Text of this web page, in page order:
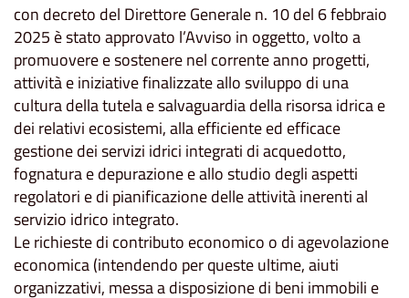
con decreto del Direttore Generale n. 10 del 6 febbraio
2025 è stato approvato l’Avviso in oggetto, volto a
promuovere e sostenere nel corrente anno progetti,
attività e iniziative finalizzate allo sviluppo di una
cultura della tutela e salvaguardia della risorsa idrica e
dei relativi ecosistemi, alla efficiente ed efficace
gestione dei servizi idrici integrati di acquedotto,
fognatura e depurazione e allo studio degli aspetti
regolatori e di pianificazione delle attività inerenti al
servizio idrico integrato.
Le richieste di contributo economico o di agevolazione
economica (intendendo per queste ultime, aiuti
organizzativi, messa a disposizione di beni immobili e